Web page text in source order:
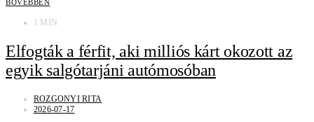
BŐVEBBEN
1 MIN
Elfogták a férfit, aki milliós kárt okozott az
egyik salgótarjáni autómosóban
ROZGONYI RITA
2026-07-17